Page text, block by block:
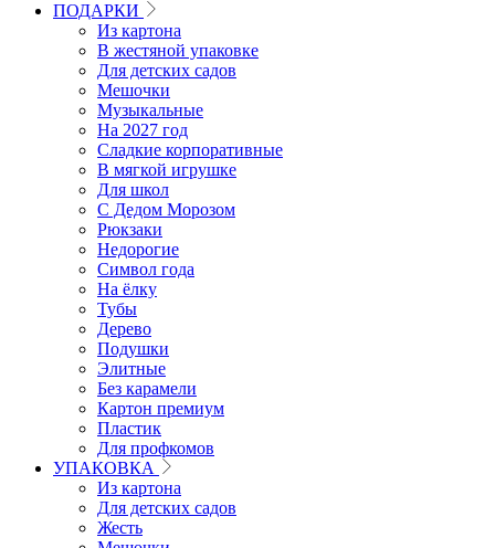
ПОДАРКИ
Из картона
В жестяной упаковке
Для детских садов
Мешочки
Музыкальные
На 2027 год
Сладкие корпоративные
В мягкой игрушке
Для школ
С Дедом Морозом
Рюкзаки
Недорогие
Символ года
На ёлку
Тубы
Дерево
Подушки
Элитные
Без карамели
Картон премиум
Пластик
Для профкомов
УПАКОВКА
Из картона
Для детских садов
Жесть